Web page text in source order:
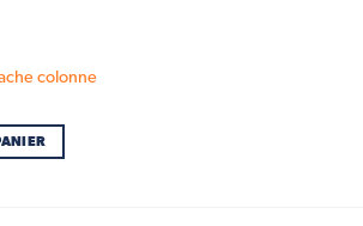
colonne